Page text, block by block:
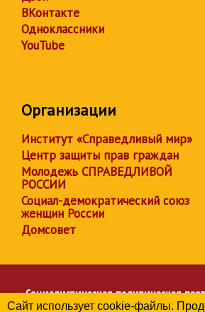
ВКонтакте
Одноклассники
YouTube
Организации
Институт «Справедливый мир»
Центр защиты прав граждан
Молодежь СПРАВЕДЛИВОЙ
РОССИИ
Социал-демократический союз
женщин России
Домсовет
Социалистическая политическая
Сайт использует cookie-файлы.